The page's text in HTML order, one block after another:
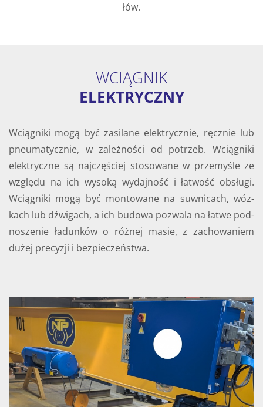
łów.
WCIĄGNIK
ELEKTRYCZNY
Wcią­gni­ki mogą być za­si­la­ne elek­trycz­nie, ręcz­nie lub
pneu­ma­tycz­nie, w za­leż­no­ści od po­trzeb. Wcią­gni­ki
elek­trycz­ne są naj­czę­ściej sto­so­wa­ne w prze­my­śle ze
wzglę­du na ich wy­so­ką wy­daj­ność i ła­twość ob­słu­gi.
Wcią­gni­ki mogą być mon­to­wa­ne na suw­ni­cach, wóz­
kach lub dźwi­gach, a ich bu­do­wa po­zwa­la na łatwe pod­
no­sze­nie ła­dun­ków o róż­nej masie, z za­cho­wa­niem
dużej pre­cy­zji i bez­pie­czeń­stwa.